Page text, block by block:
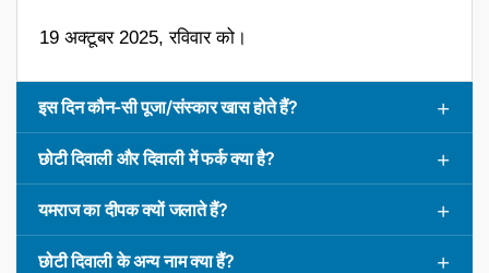
19 अक्टूबर 2025, रविवार को।
इस दिन कौन-सी पूजा/संस्कार खास होते हैं?
छोटी दिवाली और दिवाली में फर्क क्या है?
यमराज का दीपक क्यों जलाते हैं?
छोटी दिवाली के अन्य नाम क्या हैं?